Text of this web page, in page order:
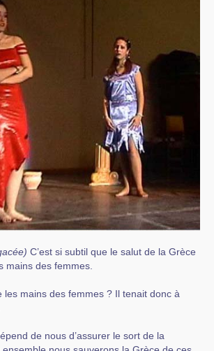
C’est si subtil que le salut de la Grèce
mains des femmes.
les mains des femmes ? Il tenait donc à
de nous d’assurer le sort de la